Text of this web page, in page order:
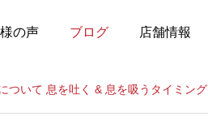
の声 ブログ 店舗情報
ついて 息を吐く & 息を吸うタイミング